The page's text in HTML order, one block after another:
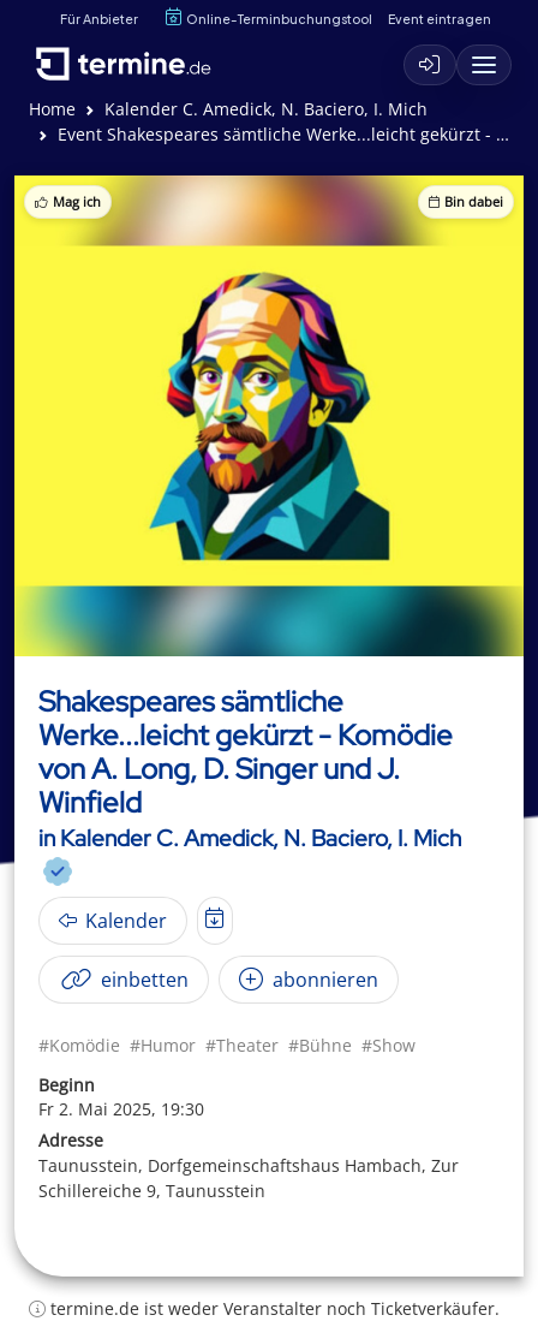
Für Anbieter Online-Terminbuchungstool Event eintragen
Home
Kalender C. Amedick, N. Baciero, I. Mich
Event Shakespeares sämtliche Werke...leicht gekürzt - Komödie von A. Long, D. Singer und J. Winfield
Mag ich Bin dabei
Shakespeares sämtliche
Werke...leicht gekürzt - Komödie
von A. Long, D. Singer und J.
Winfield
in Kalender C. Amedick, N. Baciero, I. Mich
Kalender
einbetten abonnieren
#Komödie #Humor #Theater #Bühne #Show
Beginn
Fr 2. Mai 2025, 19:30
Adresse
Taunusstein, Dorfgemeinschaftshaus Hambach, Zur
Schillereiche 9, Taunusstein
termine.de ist weder Veranstalter noch Ticketverkäufer.